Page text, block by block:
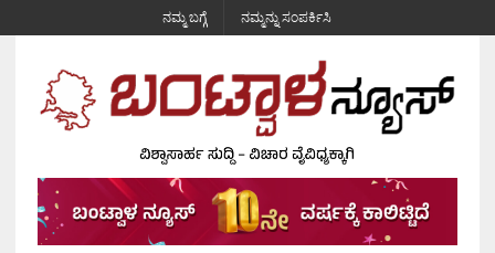
ನಮ್ಮ ಬಗ್ಗೆ ನಮ್ಮನ್ನು ಸಂಪರ್ಕಿಸಿ